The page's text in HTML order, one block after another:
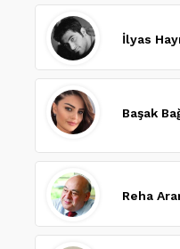
İlyas
Başak
Reha